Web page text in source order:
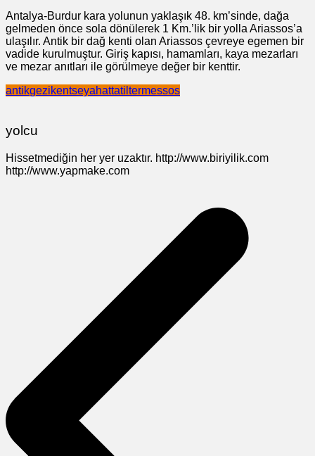
Antalya-Burdur kara yolunun yaklaşık 48. km’sinde, dağa
gelmeden önce sola dönülerek 1 Km.’lik bir yolla Ariassos’a
ulaşılır. Antik bir dağ kenti olan Ariassos çevreye egemen bir
vadide kurulmuştur. Giriş kapısı, hamamları, kaya mezarları
ve mezar anıtları ile görülmeye değer bir kenttir.
antikgezikentseyahattatil termessos
yolcu
Hissetmediğin her yer uzaktır. http://www.biriyilik.com
http://www.yapmake.com